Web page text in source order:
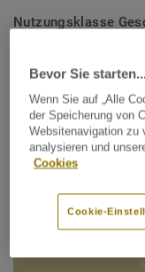
Nutzungsklasse
Qualität & Umwelt
Gesamter
CO2
Bevor Sie
Wenn Sie auf „Alle
der Speicherung von
Websitenavigation zu
analysieren und
Cookies
Cookie-